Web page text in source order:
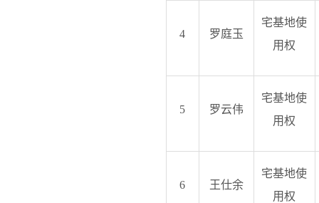
4 罗庭玉
宅基地使
用权
5 罗云伟
宅基地使
用权
6 王仕余
宅基地使
用权